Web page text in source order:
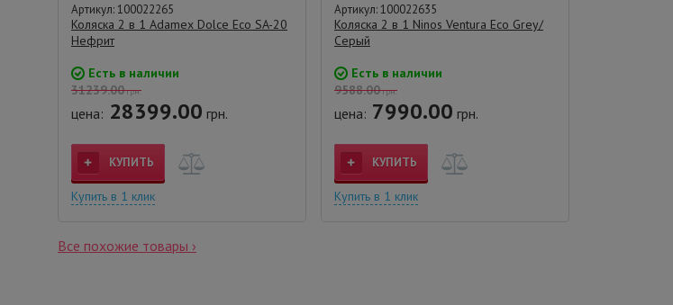
Артикул: 100022265
Коляска 2 в 1 Adamex Dolce Eco SA-20
Нефрит
Есть в наличии
31239.00грн.
цена: 28399.00 грн.
КУПИТЬ
Купить в 1 клик
Артикул: 100022635
Коляска 2 в 1 Ninos Ventura Eco Grey/
Серый
Есть в наличии
9588.00грн.
цена: 7990.00 грн.
КУПИТЬ
Купить в 1 клик
Все похожие товары ›